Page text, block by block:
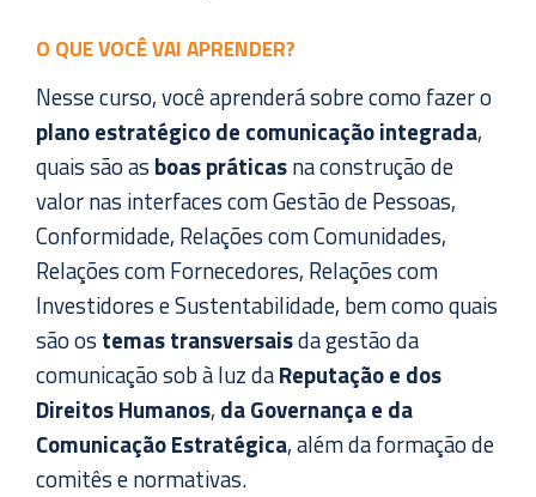
O QUE VOCÊ VAI APRENDER?
Nesse curso, você aprenderá sobre como fazer o
plano estratégico de comunicação integrada,
quais são as boas práticasna construção de
valor nas interfaces com Gestão de Pessoas,
Conformidade, Relações com Comunidades,
Relações com Fornecedores, Relações com
Investidores e Sustentabilidade, bem como quais
são os temas transversaisda gestão da
comunicação sob à luz daReputação e dos
Direitos Humanos, da Governança e da
Comunicação Estratégica, além da formação de
comitês e normativas.